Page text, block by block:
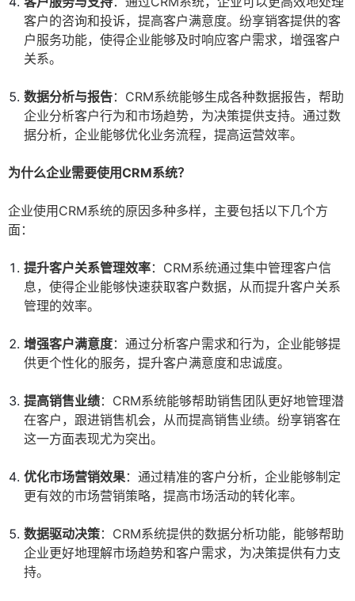
客户的咨询和投诉，提高客户满意度。纷享销客提供的客
户服务功能，使得企业能够及时响应客户需求，增强客户
关系。
数据分析与报告：CRM系统能够生成各种数据报告，帮助
企业分析客户行为和市场趋势，为决策提供支持。通过数
据分析，企业能够优化业务流程，提高运营效率。
为什么企业需要使用CRM系统？
企业使用CRM系统的原因多种多样，主要包括以下几个方
面：
提升客户关系管理效率：CRM系统通过集中管理客户信
息，使得企业能够快速获取客户数据，从而提升客户关系
管理的效率。
增强客户满意度：通过分析客户需求和行为，企业能够提
供更个性化的服务，提升客户满意度和忠诚度。
提高销售业绩：CRM系统能够帮助销售团队更好地管理潜
在客户，跟进销售机会，从而提高销售业绩。纷享销客在
这一方面表现尤为突出。
优化市场营销效果：通过精准的客户分析，企业能够制定
更有效的市场营销策略，提高市场活动的转化率。
数据驱动决策：CRM系统提供的数据分析功能，能够帮助
企业更好地理解市场趋势和客户需求，为决策提供有力支
持。